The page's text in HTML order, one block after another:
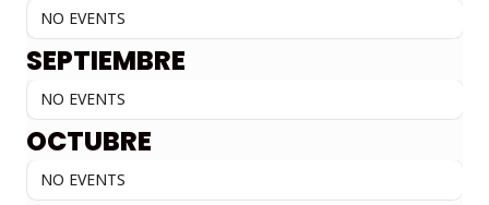
NO EVENTS
SEPTIEMBRE
NO EVENTS
OCTUBRE
NO EVENTS